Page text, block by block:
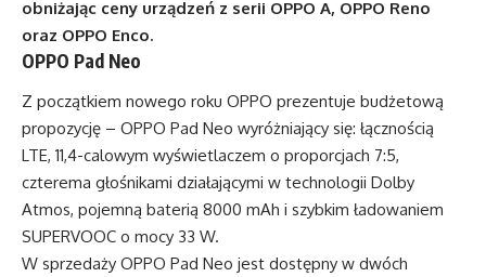
obniżając ceny urządzeń z serii OPPO A, OPPO Reno
oraz OPPO Enco.
OPPO Pad Neo
Z początkiem nowego roku OPPO prezentuje budżetową
propozycję – OPPO Pad Neo wyróżniający się: łącznością
LTE, 11,4-calowym wyświetlaczem o proporcjach 7:5,
czterema głośnikami działającymi w technologii Dolby
Atmos, pojemną baterią 8000 mAh i szybkim ładowaniem
SUPERVOOC o mocy 33 W.
W sprzedaży OPPO Pad Neo jest dostępny w dwóch